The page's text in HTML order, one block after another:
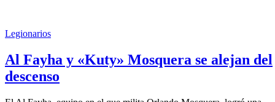
Legionarios
Al Fayha y «Kuty» Mosquera se alejan del
descenso